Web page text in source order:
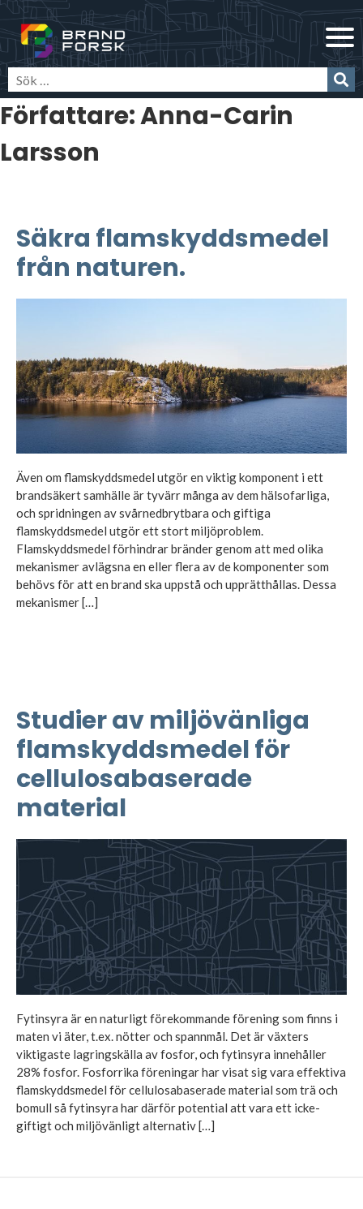
Skip
content
Brandforsk
Författare:Anna-Carin
Larsson
Säkra flamskyddsmedel
från naturen.
Även om flamskyddsmedel utgör en viktig komponent i ett
brandsäkert samhälle är tyvärr många av dem hälsofarliga,
och spridningen av svårnedbrytbara och giftiga
flamskyddsmedel utgör ett stort miljöproblem.
Flamskyddsmedel förhindrar bränder genom att med olika
mekanismer avlägsna en eller flera av de komponenter som
behövs för att en brand ska uppstå och upprätthållas. Dessa
mekanismer […]
Studier av miljövänliga
flamskyddsmedel för
cellulosabaserade
material
Fytinsyra är en naturligt förekommande förening som finns i
maten vi äter, t.ex. nötter och spannmål. Det är växters
viktigaste lagringskälla av fosfor, och fytinsyra innehåller
28% fosfor. Fosforrika föreningar har visat sig vara effektiva
flamskyddsmedel för cellulosabaserade material som trä och
bomull så fytinsyra har därför potential att vara ett icke-
giftigt och miljövänligt alternativ […]